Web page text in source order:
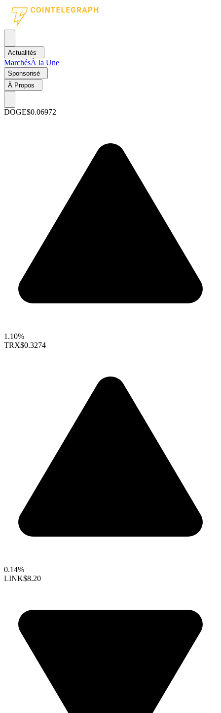
Actualités
MarchésÀ la Une
Sponsorisé
À Propos
DOGE$0.06972
1.10%
TRX$0.3274
0.14%
LINK$8.20